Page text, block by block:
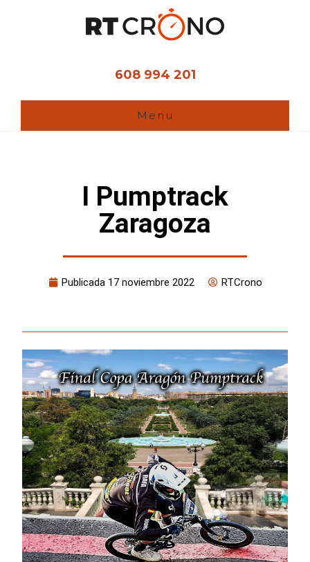
608 994 201
Menu
I Pumptrack
Zaragoza
Publicada 17 noviembre 2022 RTCrono